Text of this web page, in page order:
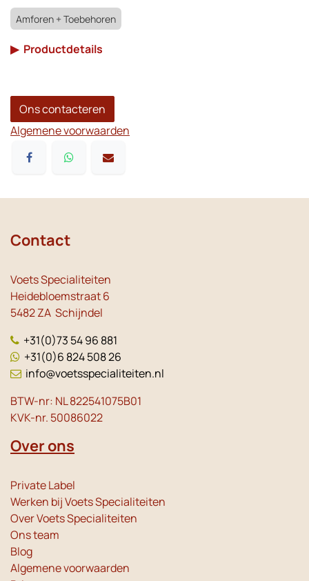
Amforen + Toebehoren
▶ Productdetails
Ons contacteren
Algemene voorwaarden
Contact
Voets Specialiteiten
Heidebloemstraat 6
5482 ZA Schijndel
+31(0)73 54 96 881
+31(0)6 824 508 26
info@voetsspecialiteiten.nl
BTW-nr: NL 822541075B01
KVK-nr. 50086022
Over ons
Private Label
Werken bij Voets Specialiteiten
Over Voets Specialiteiten
Ons team
Blog
Algemene voorwaarden